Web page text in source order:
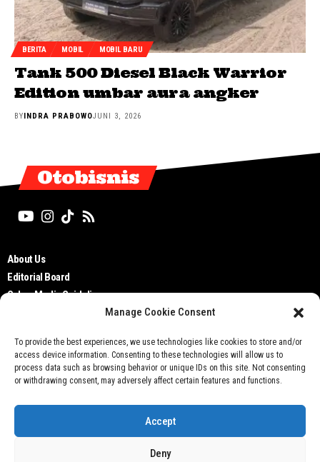
Manage Cookie Consent
To provide the best experiences, we use technologies like cookies to store and/or
access device information. Consenting to these technologies will allow us to
process data such as browsing behavior or unique IDs on this site. Not consenting
or withdrawing consent, may adversely affect certain features and functions.
Accept
Deny
BERITA MOBIL MOBIL BARU
Tank 500 Diesel Black Warrior
Edition umbar aura angker
BYINDRA PRABOWOJUNI 3, 2026
Otobisnis
About Us
Editorial Board
Cyber Media Guidelines
Privacy Policy
Contact Us